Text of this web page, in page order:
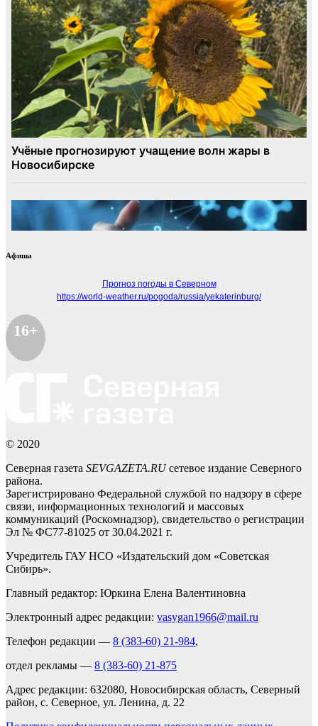
Афиша
Прогноз погоды в Северном
https://world-weather.ru/pogoda/russia/yekaterinburg/
16+
© 2020
Северная газета SEVGAZETA.RUсетевое издание Северного
района.
Зарегистрировано Федеральной службой по надзору в сфере
связи, информационных технологий и массовых
коммуникаций (Роскомнадзор), свидетельство о регистрации
Эл № ФС77-81025 от 30.04.2021 г.
Учредитель ГАУ НСО «Издательский дом «Советская
Сибирь».
Главный редактор: Юркина Елена Валентиновна
Электронный адрес редакции: vasygan1966@mail.ru
Телефон редакции — 8 (383-60) 21-984,
отдел рекламы — 8 (383-60) 21-875
Адрес редакции: 632080, Новосибирская область, Северный
район, с. Северное, ул. Ленина, д. 22